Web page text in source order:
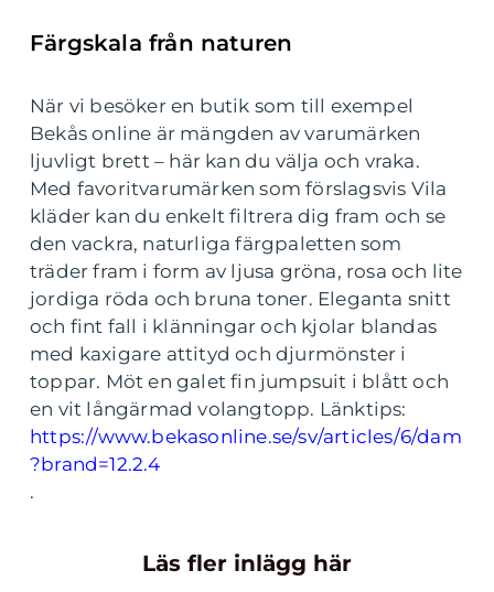
Färgskala från naturen
När vi besöker en butik som till exempel
Bekås online är mängden av varumärken
ljuvligt brett – här kan du välja och vraka.
Med favoritvarumärken som förslagsvis Vila
kläder kan du enkelt filtrera dig fram och se
den vackra, naturliga färgpaletten som
träder fram i form av ljusa gröna, rosa och lite
jordiga röda och bruna toner. Eleganta snitt
och fint fall i klänningar och kjolar blandas
med kaxigare attityd och djurmönster i
toppar. Möt en galet fin jumpsuit i blått och
en vit långärmad volangtopp. Länktips:
https://www.bekasonline.se/sv/articles/6/dam
?brand=12.2.4
.
Läs fler inlägg här